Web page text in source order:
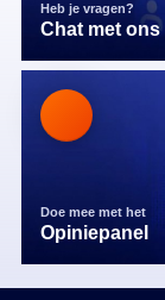
Heb je vragen?
Chat met ons
Doe mee met het
Opiniepanel